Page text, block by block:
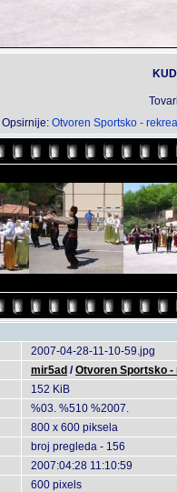
Opsirnije: Otvoren Sportsko -
2007-04-28-11-10-59.jpg
mir5ad /Otvoren Sportsko
152 KiB
%03. %510 %2007.
800 x 600 piksela
broj pregleda - 156
2007:04:28 11:10:59
600 pixels